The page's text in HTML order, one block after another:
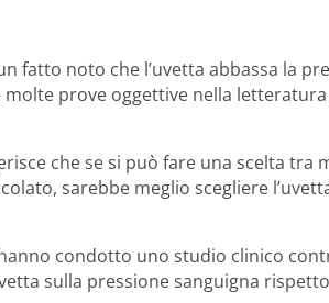
fatto noto che l’uvetta abbassa la
prove oggettive nella
che se si può fare una scelta tra
sarebbe meglio scegliere
condotto uno studio clinico
sulla pressione sanguigna